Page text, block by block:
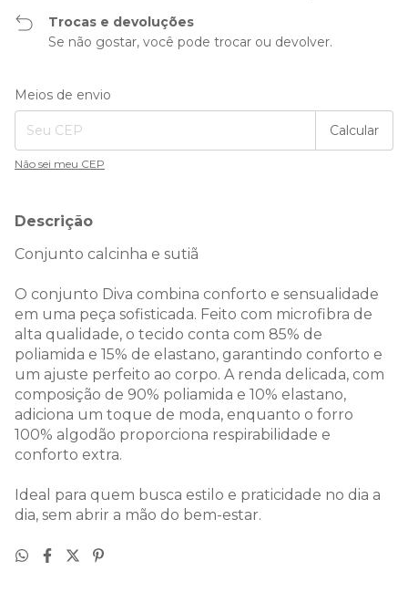
Trocas e devoluções
Se não gostar, você pode trocar ou devolver.
Entregas para o CEP:
Meios de envio
Calcular
Não sei meu CEP
Descrição
Conjunto calcinha e sutiã
O conjunto Diva combina conforto e sensualidade
em uma peça sofisticada. Feito com microfibra de
alta qualidade, o tecido conta com 85% de
poliamida e 15% de elastano, garantindo conforto e
um ajuste perfeito ao corpo. A renda delicada, com
composição de 90% poliamida e 10% elastano,
adiciona um toque de moda, enquanto o forro
100% algodão proporciona respirabilidade e
conforto extra.
Ideal para quem busca estilo e praticidade no dia a
dia, sem abrir a mão do bem-estar.